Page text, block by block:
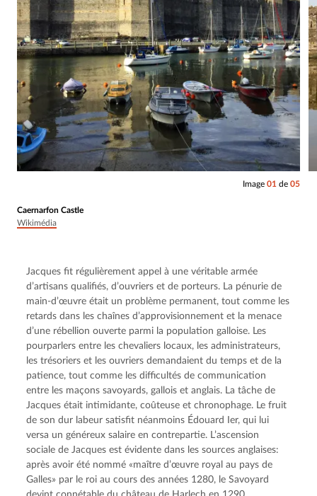
Caernarfon Castle
Wikimédia
Image 01 de 05
Jacques fit régulièrement appel à une véritable armée
d’artisans qualifiés, d’ouvriers et de porteurs. La pénurie de
main-d’œuvre était un problème permanent, tout comme les
retards dans les chaînes d’approvisionnement et la menace
d’une rébellion ouverte parmi la population galloise. Les
pourparlers entre les chevaliers locaux, les administrateurs,
les trésoriers et les ouvriers demandaient du temps et de la
patience, tout comme les difficultés de communication
entre les maçons savoyards, gallois et anglais. La tâche de
Jacques était intimidante, coûteuse et chronophage. Le fruit
de son dur labeur satisfit néanmoins Édouard Ier, qui lui
versa un généreux salaire en contrepartie. L’ascension
sociale de Jacques est évidente dans les sources anglaises:
après avoir été nommé «maître d’œuvre royal au pays de
Galles» par le roi au cours des années 1280, le Savoyard